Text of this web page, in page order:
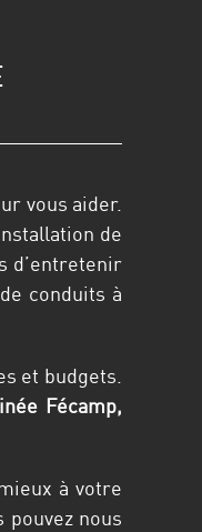
vous aider.
de
d’entretenir
conduits à
et budgets.
Fécamp,
à votre
pouvez nous